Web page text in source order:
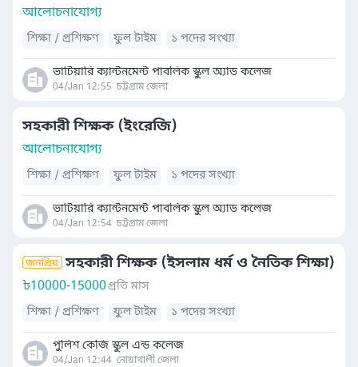
আলোচনাযোগ্য
শিক্ষা / প্রশিক্ষণ ফুল টাইম ১ পদের সংখ্যা
ভাটিয়ারি ক্যান্টনমেন্ট পাবলিক স্কুল অ্যাড কলেজ
04/Jan 12:55 চট্টগ্রাম জেলা
সহকারী শিক্ষক (ইংরেজি)
আলোচনাযোগ্য
শিক্ষা / প্রশিক্ষণ ফুল টাইম ১ পদের সংখ্যা
ভাটিয়ারি ক্যান্টনমেন্ট পাবলিক স্কুল অ্যাড কলেজ
04/Jan 12:54 চট্টগ্রাম জেলা
সহকারী শিক্ষক (ইসলাম ধর্ম ও নৈতিক শিক্ষা)
৳10000-15000প্রতি মাস
শিক্ষা / প্রশিক্ষণ
ফুল টাইম ১ পদের সংখ্যা
পুলিশ কেজি স্কুল এন্ড কলেজ
04/Jan 12:44 নোয়াখালী জেলা